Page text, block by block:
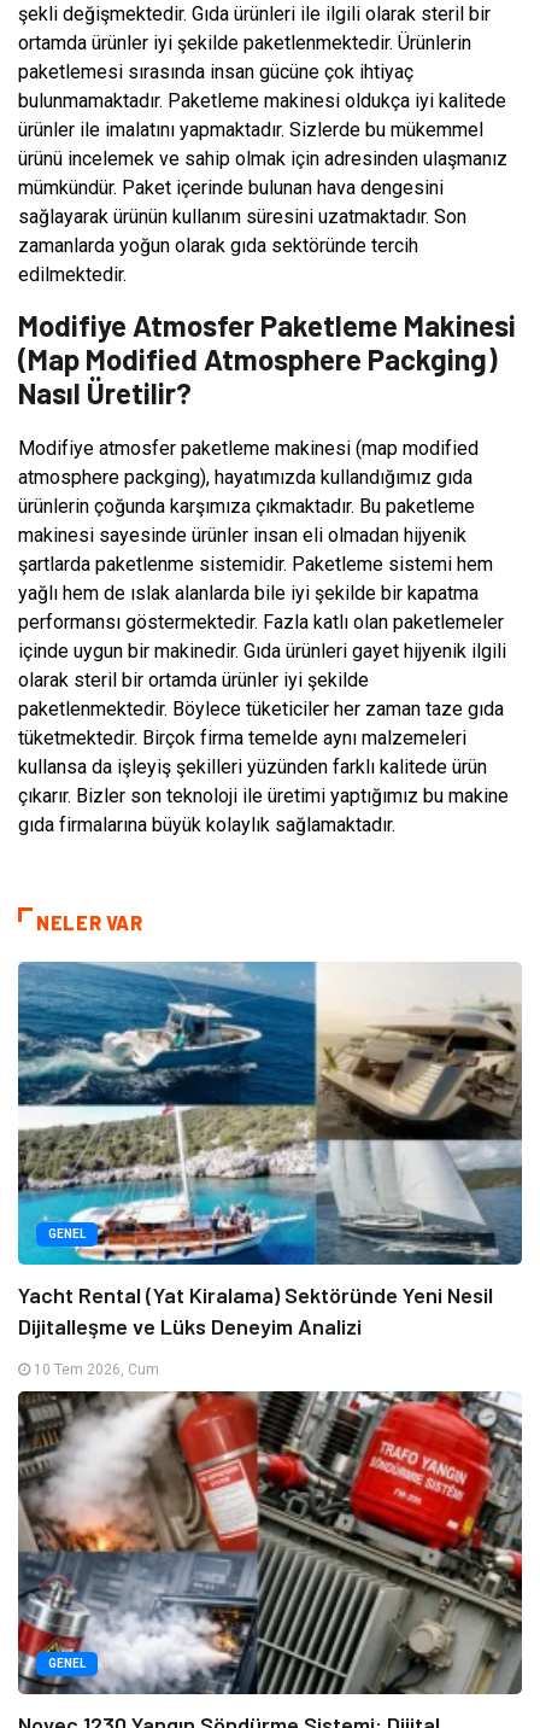
şekli değişmektedir. Gıda ürünleri ile ilgili olarak steril bir
ortamda ürünler iyi şekilde paketlenmektedir. Ürünlerin
paketlemesi sırasında insan gücüne çok ihtiyaç
bulunmamaktadır. Paketleme makinesi oldukça iyi kalitede
ürünler ile imalatını yapmaktadır. Sizlerde bu mükemmel
ürünü incelemek ve sahip olmak için adresinden ulaşmanız
mümkündür. Paket içerinde bulunan hava dengesini
sağlayarak ürünün kullanım süresini uzatmaktadır. Son
zamanlarda yoğun olarak gıda sektöründe tercih
edilmektedir.
Modifiye Atmosfer Paketleme Makinesi
(Map Modified Atmosphere Packging)
Nasıl Üretilir?
Modifiye atmosfer paketleme makinesi (map modified
atmosphere packging), hayatımızda kullandığımız gıda
ürünlerin çoğunda karşımıza çıkmaktadır. Bu paketleme
makinesi sayesinde ürünler insan eli olmadan hijyenik
şartlarda paketlenme sistemidir. Paketleme sistemi hem
yağlı hem de ıslak alanlarda bile iyi şekilde bir kapatma
performansı göstermektedir. Fazla katlı olan paketlemeler
içinde uygun bir makinedir. Gıda ürünleri gayet hijyenik ilgili
olarak steril bir ortamda ürünler iyi şekilde
paketlenmektedir. Böylece tüketiciler her zaman taze gıda
tüketmektedir. Birçok firma temelde aynı malzemeleri
kullansa da işleyiş şekilleri yüzünden farklı kalitede ürün
çıkarır. Bizler son teknoloji ile üretimi yaptığımız bu makine
gıda firmalarına büyük kolaylık sağlamaktadır.
NELER VAR
GENEL
Yacht Rental (Yat Kiralama) Sektöründe Yeni Nesil
Dijitalleşme ve Lüks Deneyim Analizi
10 Tem 2026, Cum
GENEL